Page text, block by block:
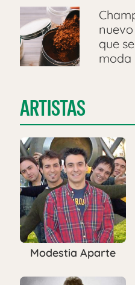
que
moda
ARTISTAS
Modestia Aparte